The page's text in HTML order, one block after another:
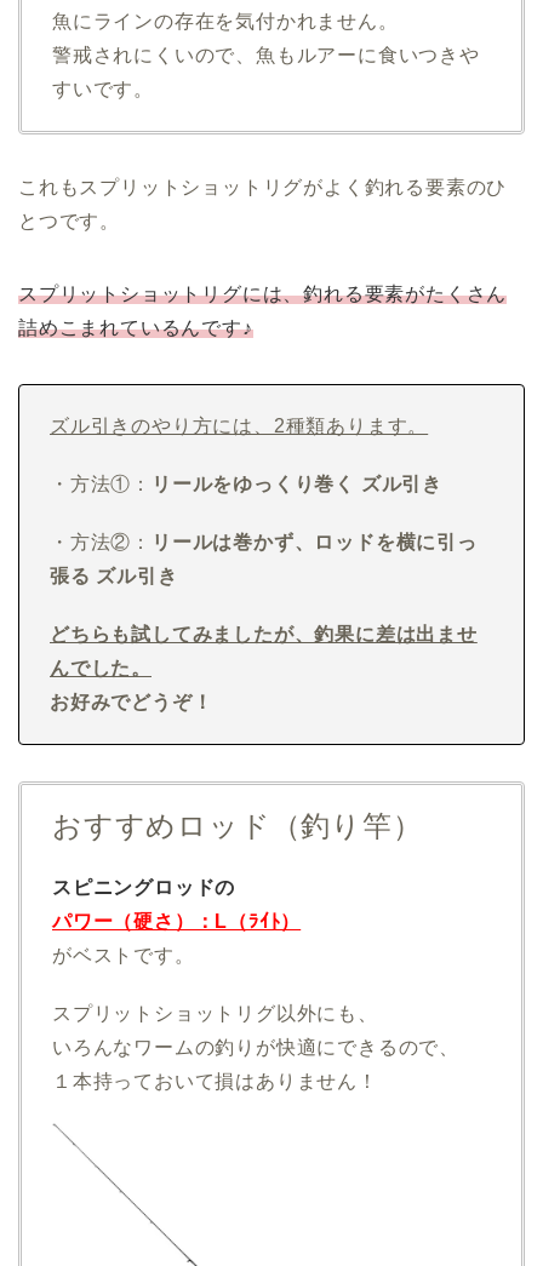
魚にラインの存在を気付かれません。
警戒されにくいので、魚もルアーに食いつきや
すいです。
これもスプリットショットリグがよく釣れる要素のひ
とつです。
スプリットショットリグには、釣れる要素がたくさん
詰めこまれているんです♪
ズル引きのやり方には、2種類あります。
・方法①： リールをゆっくり巻く ズル引き
・方法②：
リールは巻かず、ロッドを横に引っ
張る ズル引き
どちらも試してみましたが、釣果に差は出ませ
んでした。
お好みでどうぞ！
おすすめロッド（釣り竿）
スピニングロッドの
パワー（硬さ）：L（ﾗｲﾄ）
がベストです。
スプリットショットリグ以外にも、
いろんなワームの釣りが快適にできるので、
１本持っておいて損はありません！